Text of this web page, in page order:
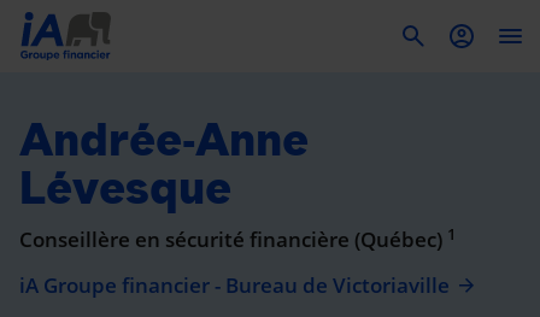
Andrée-Anne
Lévesque
Conseillère en sécurité financière (Québec) 1
iA Groupe financier - Bureau de Victoriaville